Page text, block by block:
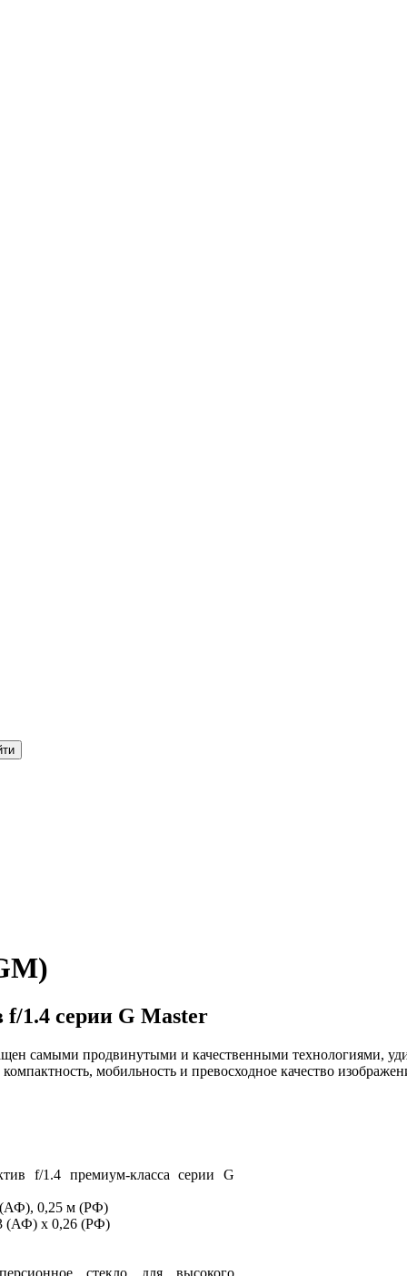
1.4 серии G Master
самыми продвинутыми и качественными технологиями,
мобильность и превосходное качество
f/1.4 премиум-класса серии G
(АФ), 0,25 м (РФ)
(АФ) x 0,26 (РФ)
стекло для высокого